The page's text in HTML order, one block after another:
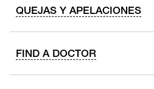
QUEJAS Y APELACIONES
FIND A DOCTOR